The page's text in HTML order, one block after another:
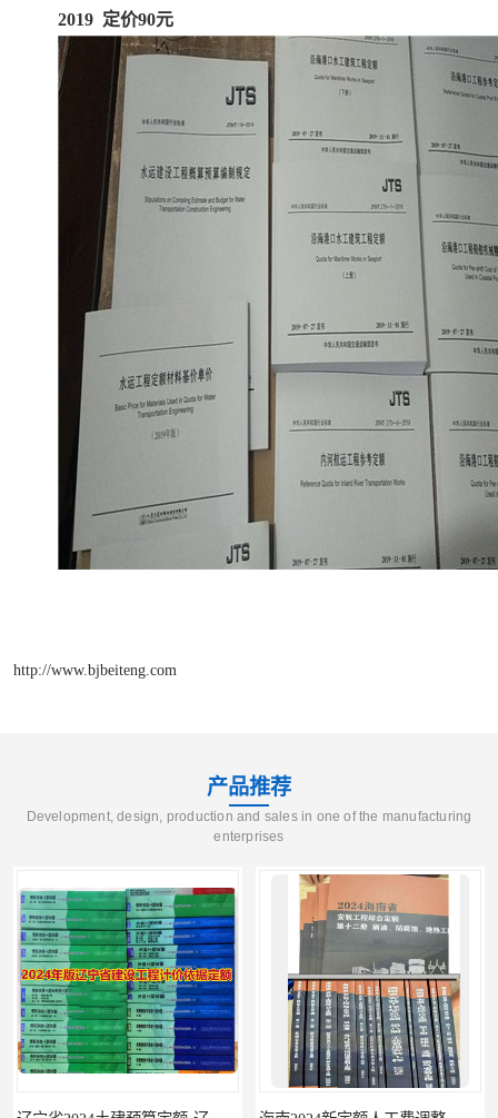
2019 定价90元
http://www.bjbeiteng.com
产品推荐
Development, design, production and sales in one of the manufacturing
enterprises